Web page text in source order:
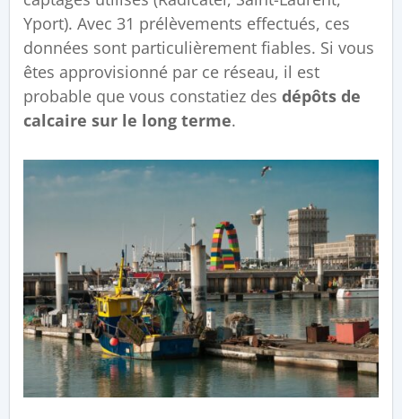
Yport). Avec 31 prélèvements effectués, ces
données sont particulièrement fiables. Si vous
êtes approvisionné par ce réseau, il est
probable que vous constatiez desdépôts de
calcaire sur le long terme.